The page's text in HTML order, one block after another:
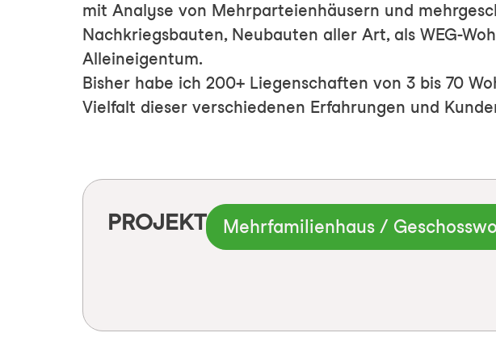
mit Analyse von Mehrparteienhäusern und
Nachkriegsbauten, Neubauten aller Art, als WEG-
Alleineigentum.
Bisher habe ich 200+ Liegenschaften von 3 bis 70
Vielfalt dieser verschiedenen Erfahrungen und
PROJEKT Mehrfamilienhaus /